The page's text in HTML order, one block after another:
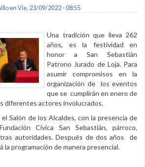
en Vie, 23/09/2022 - 08:55
Una tradición que lleva 262
años, es la festividad en
honor a San Sebastián
Patrono Jurado de Loja. Para
asumir compromisos en la
organización de los eventos
que se cumplirán en enero de
diferentes actores involucrados.
Salón de los Alcaldes, con la presencia de
Cívica San Sebastián, párroco,
autoridades. Después de dos años de
la programación de manera presencial.